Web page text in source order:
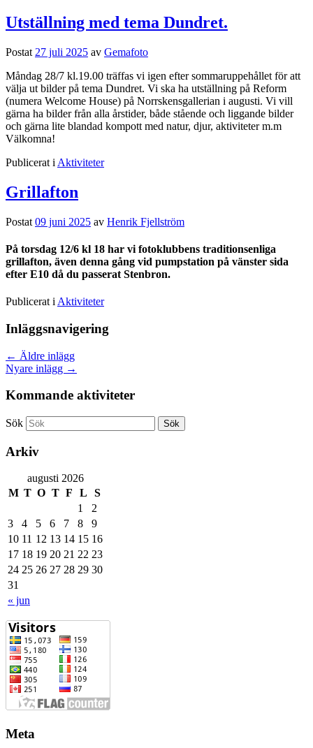
Utställning med tema Dundret.
Postat 27 juli 2025 av Gemafoto
Måndag 28/7 kl.19.00 träffas vi igen efter sommaruppehållet för att
välja ut bilder på tema Dundret. Vi ska ha utställning på Reform
(numera Welcome House) på Norrskensgallerian i augusti. Vi vill
gärna ha bilder från alla årstider, både stående och liggande bilder
och gärna lite blandad kompott med natur, djur, aktiviteter m.m
Välkomna!
Publicerat i Aktiviteter
Grillafton
Postat 09 juni 2025 av Henrik Fjellström
På torsdag 12/6 kl 18 har vi fotoklubbens traditionsenliga
grillafton, även denna gång vid pumpstation på vänster sida
efter E10 då du passerat Stenbron.
Publicerat i Aktiviteter
Inläggsnavigering
← Äldre inlägg
Nyare inlägg →
Kommande aktiviteter
Sök
Arkiv
augusti 2026
M T O T F L S
« jun
1
2
3
4 5 6 7 8
9
10 11 12 13 14 15 16
17 18 19 20 21 22 23
24 25 26 27 28 29 30
31
Meta